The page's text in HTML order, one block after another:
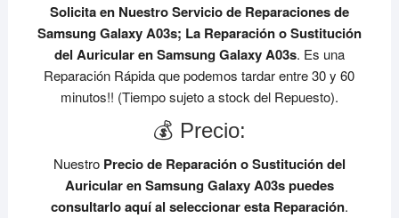
Solicita en Nuestro Servicio de Reparaciones de
Samsung Galaxy A03s; La Reparación o Sustitución
del Auricular en Samsung Galaxy A03s. Es una
Reparación Rápida que podemos tardar entre 30 y 60
minutos!! (Tiempo sujeto a stock del Repuesto).
💰 Precio:
Nuestro Precio de Reparación o Sustitución del
Auricular en Samsung Galaxy A03spuedes
consultarlo aquí al seleccionar esta Reparación.